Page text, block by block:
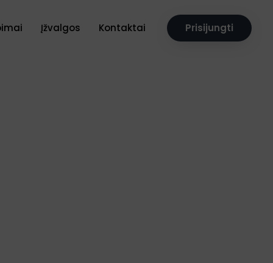
Įžvalgos Kontaktai Prisijungti